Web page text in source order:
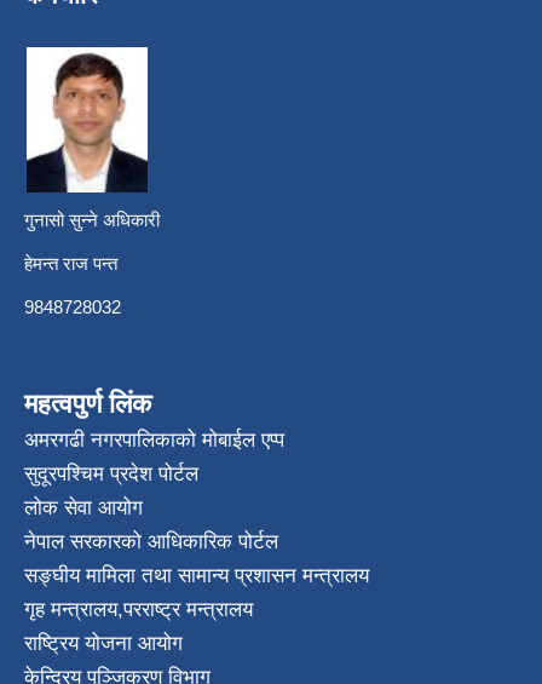
गुनासो सुन्ने अधिकारी
हेमन्त राज पन्त
9848728032
महत्वपुर्ण लिंक
अमरगढी नगरपालिकाको मोबाईल एप्प
सुदूरपश्चिम प्रदेश पोर्टल
लोक सेवा आयोग
नेपाल सरकारको आधिकारिक पोर्टल
सङ्घीय मामिला तथा सामान्य प्रशासन मन्त्रालय
गृह मन्त्रालय,परराष्ट्र मन्त्रालय
राष्ट्रिय योजना आयोग
केन्द्रिय पञ्जिकरण विभाग